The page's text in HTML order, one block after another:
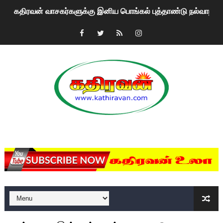
கதிரவன் வாசகர்களுக்கு இனிய பொங்கல் புத்தாண்டு
மகிந்த ராஜபக்சே பதவி விலக திட்டம்?
காணாமல் போகும் பிள்ளையார்கள்!
குண்டை தூக்கிப்போட்ட ஆய்வு…. இந்தியாவின் “கோவிஷீல்டு”
ஏர்போர்ட்டில் உதைத்த நபர் யார், என்ன நடந்தது?: உண்மையை
சீனா இலங்கையிடம் 8 மில்லியன் அமெரிக்க டொலர் நட்டஈடு
01/11/2021 Scotland ல் நடைபெறும் கண்டனப்
பாலச்சந்திரன் மற்றும் தன்னிடம் படித்த மாணவர்கள் தொடர்பில்